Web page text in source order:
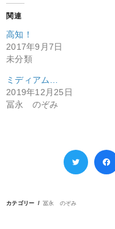
関連
高知！
2017年9月7日
未分類
ミディアム…
2019年12月25日
冨永 のぞみ
カテゴリー 冨永 のぞみ